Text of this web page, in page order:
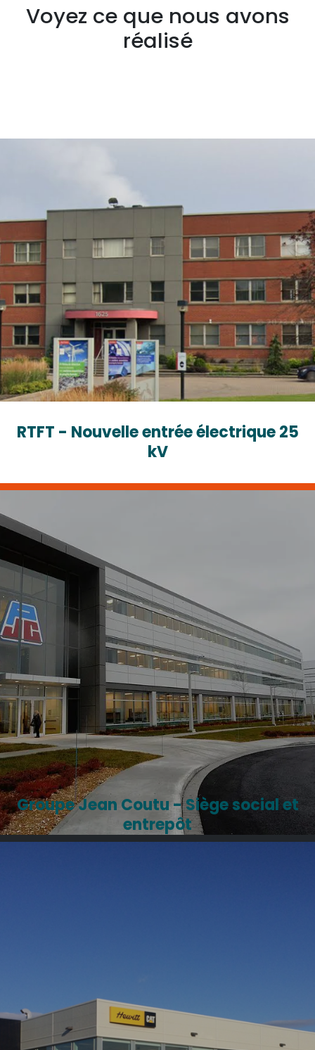
Voyez ce que nous avons
réalisé
RTFT - Nouvelle entrée électrique 25
kV
Groupe Jean Coutu - Siège social et
entrepôt